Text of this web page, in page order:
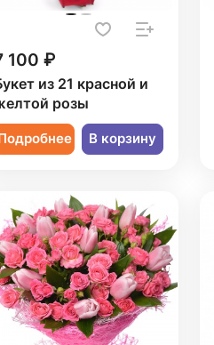
100 ₽
из 21 красной и
розы
В корзину